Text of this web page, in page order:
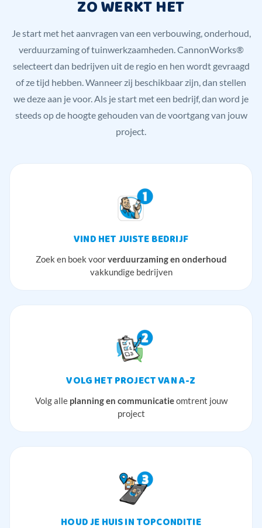
ZO WERKT HET
Je start met het aanvragen van een verbouwing, onderhoud,
verduurzaming of tuinwerkzaamheden. CannonWorks®
selecteert dan bedrijven uit de regio en hen wordt gevraagd
of ze tijd hebben. Wanneer zij beschikbaar zijn, dan stellen
we deze aan je voor. Als je start met een bedrijf, dan word je
steeds op de hoogte gehouden van de voortgang van jouw
project.
VIND HET JUISTE BEDRIJF
Zoek en boek voorverduurzaming en onderhoud
vakkundige bedrijven
VOLG HET PROJECT VAN A-Z
Volg alle planning en communicatieomtrent jouw
project
HOUD JE HUIS IN TOPCONDITIE